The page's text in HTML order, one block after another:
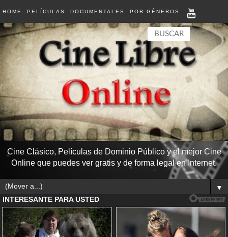
HOME PELÍCULAS DOCUMENTALES POR GÉNEROS
Cine Clásico, Películas de Dominio Público y el mejor Cine
Online que puedes ver gratis y de forma legal en Internet.
▼